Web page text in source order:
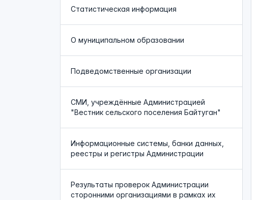
Статистическая информация
О муниципальном образовании
Подведомственные организации
СМИ, учреждённые Администрацией
"Вестник сельского поселения Байтуган"
Информационные системы, банки данных,
реестры и регистры Администрации
Результаты проверок Администрации
сторонними организациями в рамках их